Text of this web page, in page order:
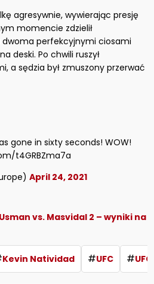
agresywnie, wywierając presję
momencie zdzielił
perfekcyjnymi ciosami
deski. Po chwili ruszył
a sędzia był zmuszony przerwać
gone in sixty seconds! WOW!
t4GRBZma7a
April 24, 2021
Usman vs. Masvidal 2 – wyniki na
Kevin Natividad #UFC #